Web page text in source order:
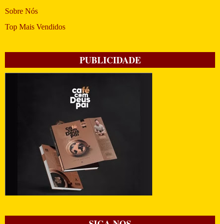
Sobre Nós
Top Mais Vendidos
PUBLICIDADE